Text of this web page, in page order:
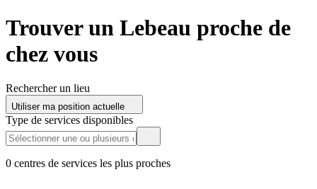
Trouver un Lebeau proche de
chez vous
Rechercher un lieu
Utiliser ma position actuelle
Type de services disponibles
0 centres de services les plus proches